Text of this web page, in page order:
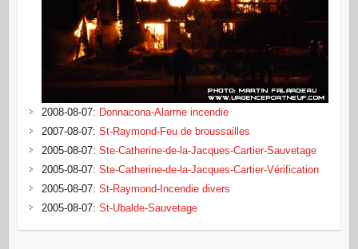
2008-08-07: Donnacona-Alarme incendie
2007-08-07: St-Raymond-Feu de broussailles
2005-08-07: Ste-Catherine-de-la-Jacques-Cartier-Sauvetage
2005-08-07: Ste-Catherine-de-la-Jacques-Cartier-Vérification
2005-08-07: St-Raymond-Incendie divers
2005-08-07: St-Ubalde-Sauvetage